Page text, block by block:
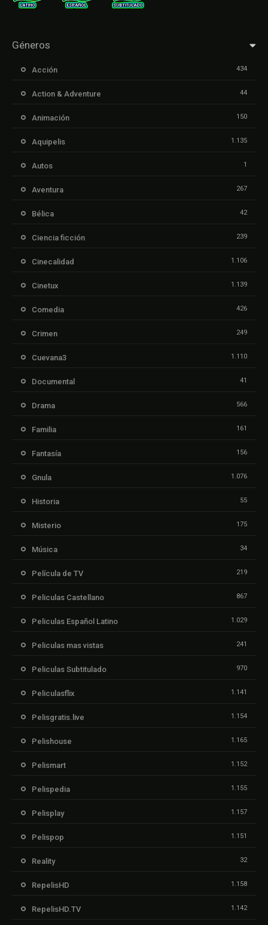
Géneros
Acción 434
Action & Adventure 44
Animación 150
Aquipelis 1.135
Autos 1
Aventura 267
Bélica 42
Ciencia ficción 239
Cinecalidad 1.106
Cinetux 1.139
Comedia 426
Crimen 249
Cuevana3 1.110
Documental 41
Drama 566
Familia 161
Fantasía 156
Gnula 1.076
Historia 55
Misterio 175
Música 34
Película de TV 219
Peliculas Castellano 867
Peliculas Español Latino 1.029
Peliculas mas vistas 241
Peliculas Subtitulado 970
Peliculasflix 1.141
Pelisgratis.live 1.154
Pelishouse 1.165
Pelismart 1.152
Pelispedia 1.155
Pelisplay 1.157
Pelispop 1.151
Reality 32
RepelisHD 1.158
RepelisHD.TV 1.142